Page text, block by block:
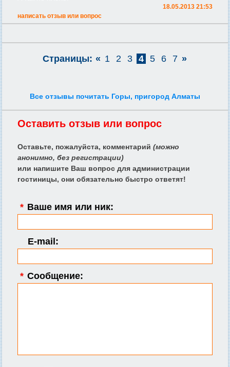
18.05.2013 21:53
написать отзыв или вопрос
Страницы: « 1 2 3 4 5 6 7 »
Все отзывы почитать Горы, пригород Алматы
Оставить отзыв или вопрос
Оставьте, пожалуйста, комментарий (можно
анонимно, без регистрации)
или напишите Ваш вопрос для администрации
гостиницы, они обязательно быстро ответят!
* Ваше имя или ник:
E-mail:
* Сообщение: